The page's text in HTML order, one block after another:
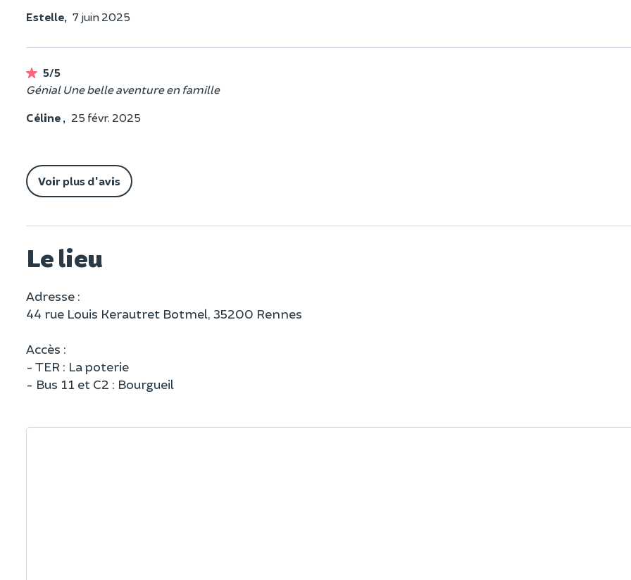
Estelle, 7 juin 2025
5/5
Génial Une belle aventure en famille
Céline , 25 févr. 2025
Voir plus d'avis
Le lieu
Adresse :
44 rue Louis Kerautret Botmel, 35200 Rennes
Accès :
- TER : La poterie
- Bus 11 et C2 : Bourgueil